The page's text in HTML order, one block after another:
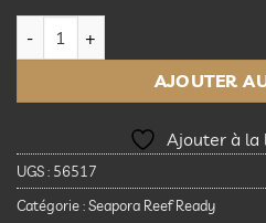
AJOUTER
Ajouter à la
UGS : 56517
Catégorie :Seapora Reef Ready